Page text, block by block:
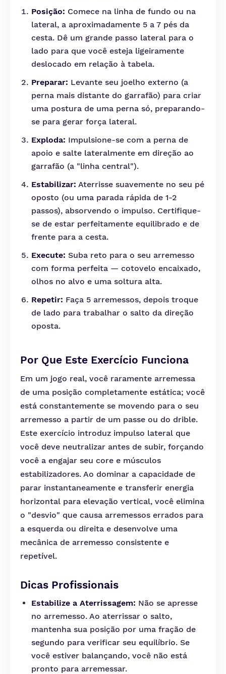
Posição: Comece na linha de fundo ou na
lateral, a aproximadamente 5 a 7 pés da
cesta. Dê um grande passo lateral para o
lado para que você esteja ligeiramente
deslocado em relação à tabela.
Preparar: Levante seu joelho externo (a
perna mais distante do garrafão) para criar
uma postura de uma perna só, preparando-
se para gerar força lateral.
Exploda: Impulsione-se com a perna de
apoio e salte lateralmente em direção ao
garrafão (a "linha central").
Estabilizar: Aterrisse suavemente no seu pé
oposto (ou uma parada rápida de 1-2
passos), absorvendo o impulso. Certifique-
se de estar perfeitamente equilibrado e de
frente para a cesta.
Execute: Suba reto para o seu arremesso
com forma perfeita — cotovelo encaixado,
olhos no alvo e uma soltura alta.
Repetir: Faça 5 arremessos, depois troque
de lado para trabalhar o salto da direção
oposta.
Por Que Este Exercício Funciona
Em um jogo real, você raramente arremessa
de uma posição completamente estática; você
está constantemente se movendo para o seu
arremesso a partir de um passe ou do drible.
Este exercício introduz impulso lateral que
você deve neutralizar antes de subir, forçando
você a engajar seu core e músculos
estabilizadores. Ao dominar a capacidade de
parar instantaneamente e transferir energia
horizontal para elevação vertical, você elimina
o "desvio" que causa arremessos errados para
a esquerda ou direita e desenvolve uma
mecânica de arremesso consistente e
repetível.
Dicas Profissionais
Estabilize a Aterrissagem: Não se apresse
no arremesso. Ao aterrissar o salto,
mantenha sua posição por uma fração de
segundo para verificar seu equilíbrio. Se
você estiver balançando, você não está
pronto para arremessar.